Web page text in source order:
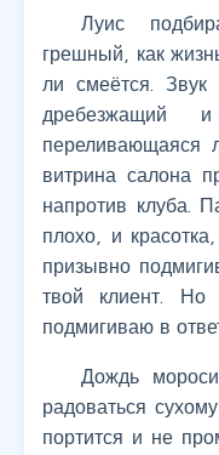
Луис
грешный, как
ли смеётся. Звук
дребезжащий
переливающаяся
витрина салона
напротив клуба.
плохо, и
призывно
твой клиент.
подмигиваю в
Дождь
радоваться
портится и не